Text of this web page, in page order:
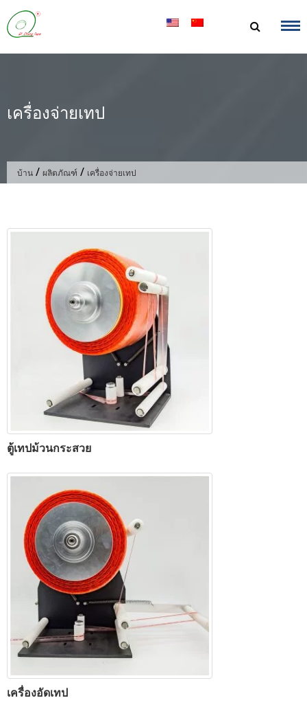
ข้าม
ไป
เนื้อหา
เครื่องจ่ายเทป
บ้าน / ผลิตภัณฑ์ / เครื่องจ่ายเทป
ตู้เทปม้วนกระสวย
เครื่องอัดเทป